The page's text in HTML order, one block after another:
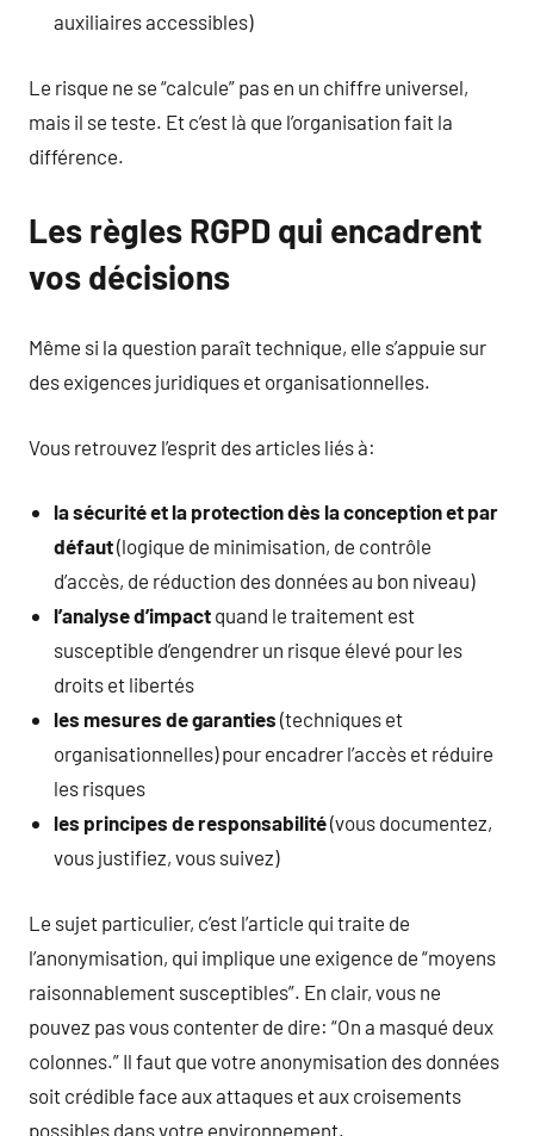
auxiliaires accessibles)
Le risque ne se “calcule” pas en un chiffre universel,
mais il se teste. Et c’est là que l’organisation fait la
différence.
Les règles RGPD qui encadrent
vos décisions
Même si la question paraît technique, elle s’appuie sur
des exigences juridiques et organisationnelles.
Vous retrouvez l’esprit des articles liés à:
la sécurité et la protection dès la conception et par
défaut(logique de minimisation, de contrôle
d’accès, de réduction des données au bon niveau)
l’analyse d’impact quand le traitement est
susceptible d’engendrer un risque élevé pour les
droits et libertés
les mesures de garanties (techniques et
organisationnelles) pour encadrer l’accès et réduire
les risques
les principes de responsabilité(vous documentez,
vous justifiez, vous suivez)
Le sujet particulier, c’est l’article qui traite de
l’anonymisation, qui implique une exigence de “moyens
raisonnablement susceptibles”. En clair, vous ne
pouvez pas vous contenter de dire: “On a masqué deux
colonnes.” Il faut que votre anonymisation des données
soit crédible face aux attaques et aux croisements
possibles dans votre environnement.